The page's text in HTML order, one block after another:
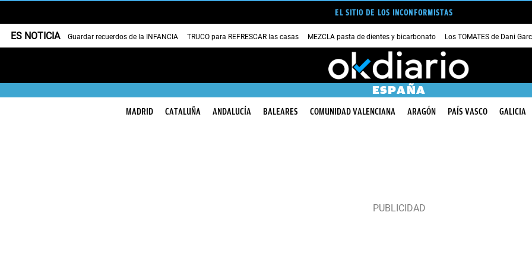
EL SITIO DE LOS INCONFORMISTAS
ES NOTICIA Guardar recuerdos de la INFANCIA TRUCO para REFRESCAR las casas MEZCLA pasta de dientes y bicarbonato Los TOMATES de Dani
ESPAÑA
MADRID CATALUÑA ANDALUCÍA BALEARES COMUNIDAD VALENCIANA ARAGÓN PAÍS VASCO GALICIA